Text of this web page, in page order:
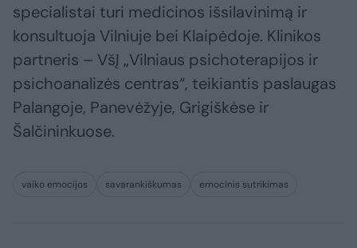
specialistai turi medicinos išsilavinimą ir
konsultuoja Vilniuje bei Klaipėdoje. Klinikos
partneris – VšĮ „Vilniaus psichoterapijos ir
psichoanalizės centras“, teikiantis paslaugas
Palangoje, Panevėžyje, Grigiškėse ir
Šalčininkuose.
vaiko emocijos savarankiškumas emocinis sutrikimas